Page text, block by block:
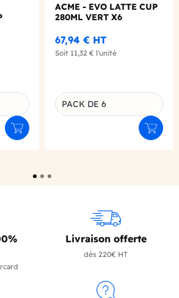
Ajouter au panier
ACME - EVO LATTE CUP
280ML VERT X6
67,94 € HT
Soit 11,32 € l'unité
Déclinaison du produit
PACK DE 6
Livraison offerte
dès 220€ HT